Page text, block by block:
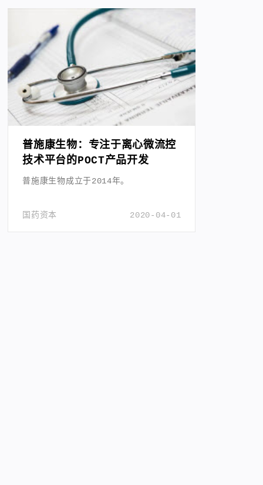
普施康生物：专注于离心微流控
技术平台的POCT产品开发
普施康生物成立于2014年。
2020-04-01
国药资本